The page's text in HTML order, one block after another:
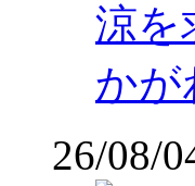
涼を
かが
26/08/